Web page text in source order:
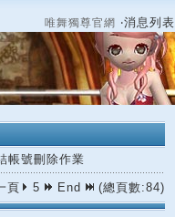
唯舞獨尊官網 ‧消息列表
帳號刪除作業
頁 5 End (總頁數:84)